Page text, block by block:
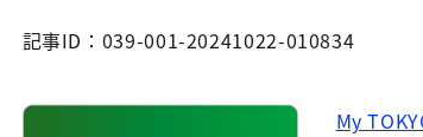
記事ID：039-001-20241022-010834
My